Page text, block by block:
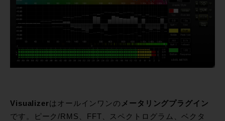
Visualizerはオールインワンの メータリングプラグイン
です。ピーク/RMS、FFT、スペクトログラム、ベクタ